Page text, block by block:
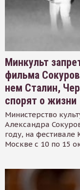
Минкульт
фильма
нем Сталин,
спорят о жизни
Министерство
Александра
году, на
Москве с 10 по 15